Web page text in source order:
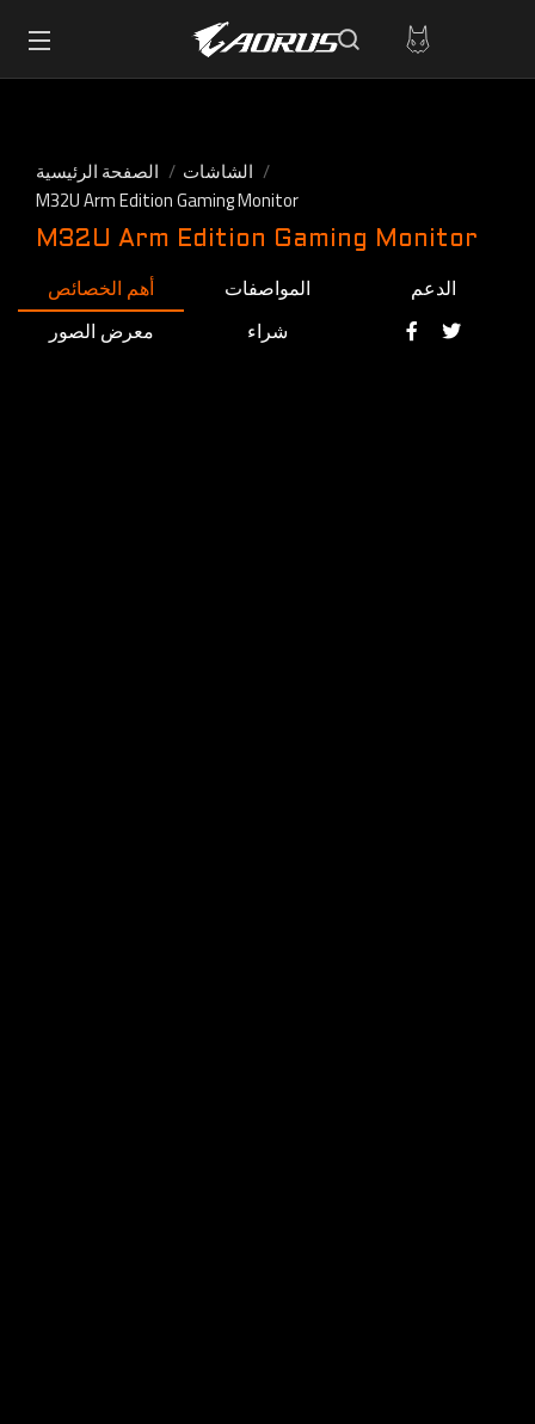
الصفحة الرئيسية
الشاشات
M32U Arm Edition Gaming Monitor
M32U Arm Edition Gaming Monitor
أهم الخصائص المواصفات
الدعم
معرض الصور
شراء